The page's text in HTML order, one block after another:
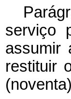
serviço
assumir
restituir